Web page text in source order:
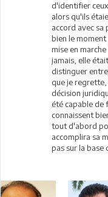
d'identifier
alors qu'ils
accord avec sa
bien le
mise en
jamais, elle
distinguer
que je regrette,
décision
été capable de
connaissent
tout d'abord
accomplira sa
pas sur la base